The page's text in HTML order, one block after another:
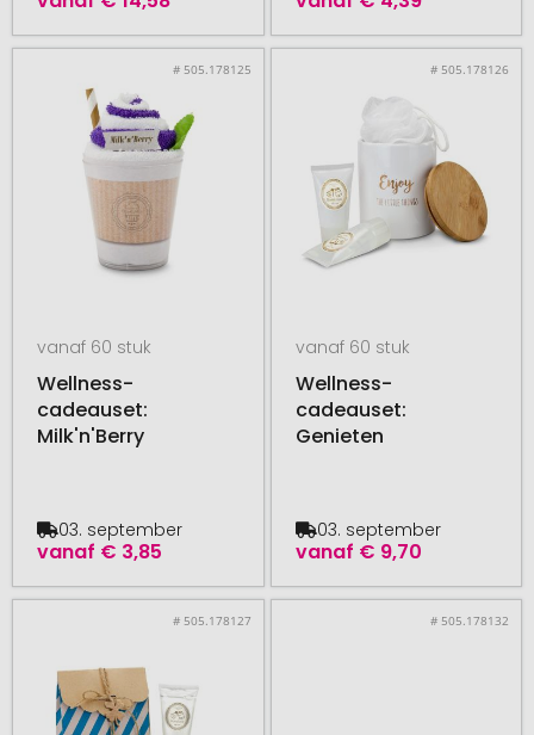
# 505.178125
vanaf 60 stuk
Wellness-
cadeauset:
Milk'n'Berry
vanaf € 3,85
03. september
# 505.178126
vanaf 60 stuk
Wellness-
cadeauset:
Genieten
vanaf € 9,70
03. september
# 505.178127 # 505.178132